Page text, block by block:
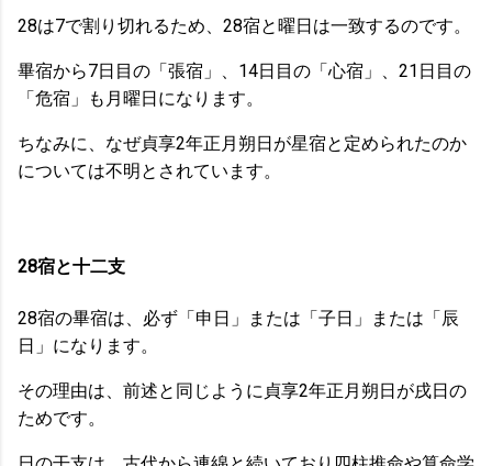
28は7で割り切れるため、28宿と曜日は一致するのです。
畢宿から7日目の「張宿」、14日目の「心宿」、21日目の
「危宿」も月曜日になります。
ちなみに、なぜ貞享2年正月朔日が星宿と定められたのか
については不明とされています。
28宿と十二支
28宿の畢宿は、必ず「申日」または「子日」または「辰
日」になります。
その理由は、前述と同じように貞享2年正月朔日が戌日の
ためです。